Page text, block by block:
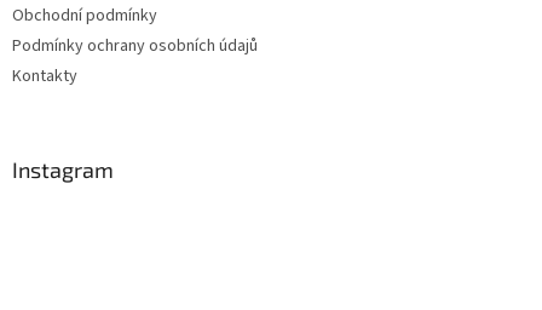
Obchodní podmínky
Podmínky ochrany osobních údajů
Kontakty
Instagram